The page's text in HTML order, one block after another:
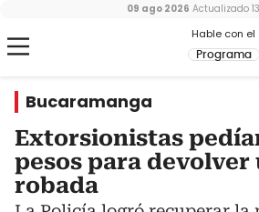
Hable con el
Programa
09 ago 2026 Actualizado
Bucaramanga
Extorsionistas
pesos para devolver
robada